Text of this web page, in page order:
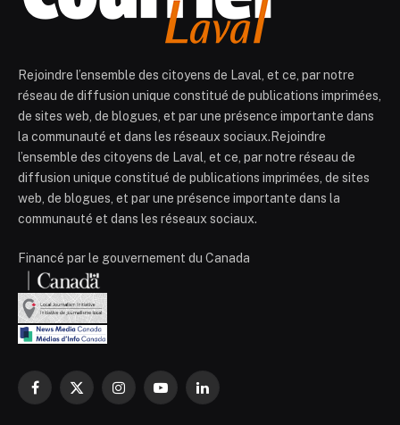
Rejoindre l’ensemble des citoyens de Laval, et ce, par notre
réseau de diffusion unique constitué de publications imprimées,
de sites web, de blogues, et par une présence importante dans
la communauté et dans les réseaux sociaux.Rejoindre
l’ensemble des citoyens de Laval, et ce, par notre réseau de
diffusion unique constitué de publications imprimées, de sites
web, de blogues, et par une présence importante dans la
communauté et dans les réseaux sociaux.
Financé par le gouvernement du Canada
Facebook
X
InstagramYouTubeLinkedIn